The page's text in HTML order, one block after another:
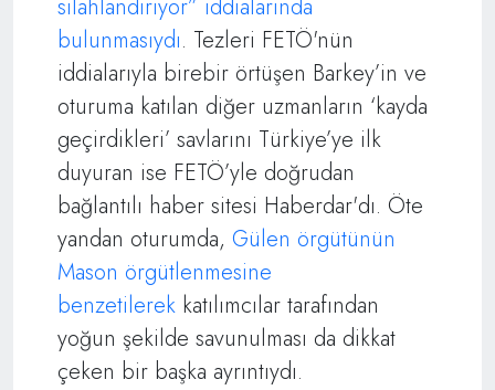
silahlandırıyor” iddialarında
bulunmasıydı. Tezleri FETÖ'nün
iddialarıyla birebir örtüşen Barkey’in ve
oturuma katılan diğer uzmanların ‘kayda
geçirdikleri’ savlarını Türkiye’ye ilk
duyuran ise FETÖ’yle doğrudan
bağlantılı haber sitesi Haberdar'dı. Öte
yandan oturumda, Gülen örgütünün
Mason örgütlenmesine
benzetilerek katılımcılar tarafından
yoğun şekilde savunulması da dikkat
çeken bir başka ayrıntıydı.